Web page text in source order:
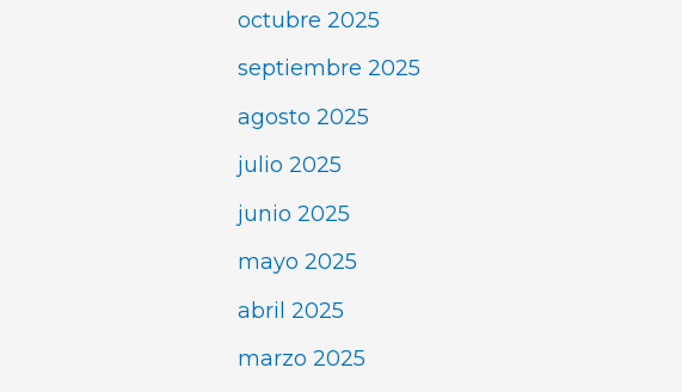
octubre 2025
septiembre 2025
agosto 2025
julio 2025
junio 2025
mayo 2025
abril 2025
marzo 2025